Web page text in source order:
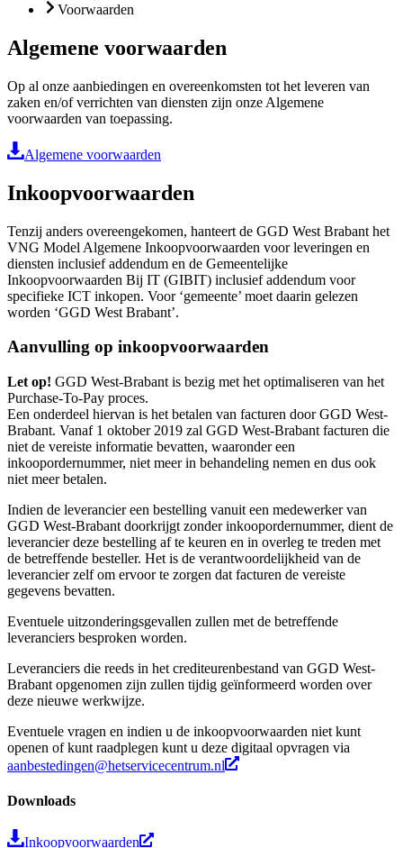
Voorwaarden
Algemene voorwaarden
Op al onze aanbiedingen en overeenkomsten tot het leveren van
zaken en/of verrichten van diensten zijn onze Algemene
voorwaarden van toepassing.
Algemene voorwaarden
Inkoopvoorwaarden
Tenzij anders overeengekomen, hanteert de GGD West Brabant het
VNG Model Algemene Inkoopvoorwaarden voor leveringen en
diensten inclusief addendum en de Gemeentelijke
Inkoopvoorwaarden Bij IT (GIBIT) inclusief addendum voor
specifieke ICT inkopen. Voor ‘gemeente’ moet daarin gelezen
worden ‘GGD West Brabant’.
Aanvulling op inkoopvoorwaarden
Let op! GGD West-Brabant is bezig met het optimaliseren van het
Purchase-To-Pay proces.
Een onderdeel hiervan is het betalen van facturen door GGD West-
Brabant. Vanaf 1 oktober 2019 zal GGD West-Brabant facturen die
niet de vereiste informatie bevatten, waaronder een
inkoopordernummer, niet meer in behandeling nemen en dus ook
niet meer betalen.
Indien de leverancier een bestelling vanuit een medewerker van
GGD West-Brabant doorkrijgt zonder inkoopordernummer, dient de
leverancier deze bestelling af te keuren en in overleg te treden met
de betreffende besteller. Het is de verantwoordelijkheid van de
leverancier zelf om ervoor te zorgen dat facturen de vereiste
gegevens bevatten.
Eventuele uitzonderingsgevallen zullen met de betreffende
leveranciers besproken worden.
Leveranciers die reeds in het crediteurenbestand van GGD West-
Brabant opgenomen zijn zullen tijdig geïnformeerd worden over
deze nieuwe werkwijze.
Eventuele vragen en indien u de inkoopvoorwaarden niet kunt
openen of kunt raadplegen kunt u deze digitaal opvragen via
aanbestedingen@hetservicecentrum.nl
Downloads
Inkoopvoorwaarden